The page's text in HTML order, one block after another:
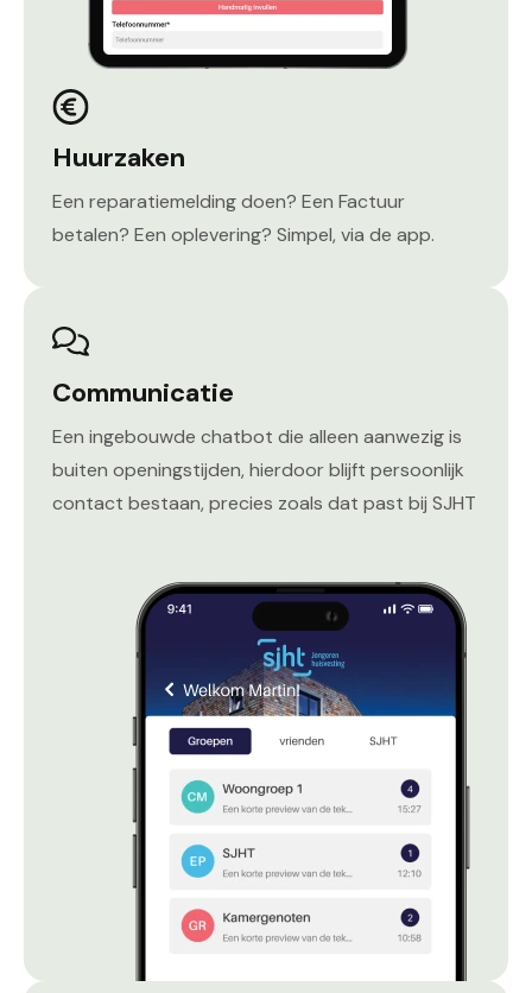
Huurzaken
Een reparatiemelding doen? Een Factuur
betalen? Een oplevering? Simpel, via de app.
Communicatie
Een ingebouwde chatbot die alleen aanwezig is
buiten openingstijden, hierdoor blijft persoonlijk
contact bestaan, precies zoals dat past bij SJHT